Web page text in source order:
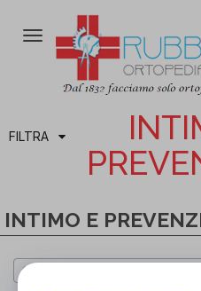
Attiva/disattiva
FILTRA
INTIMO E
Cerca per marca